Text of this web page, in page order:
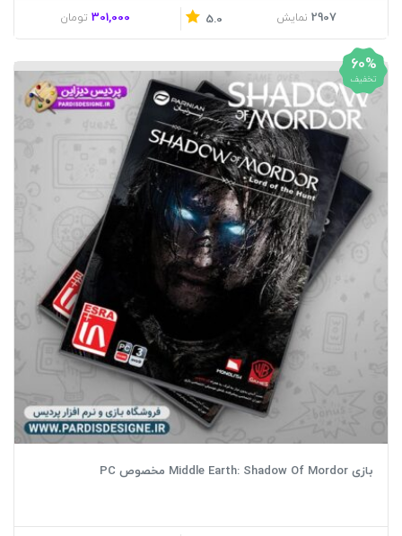
2907 نمایش 5.0
301,000 تومان
60%
تخفیف
بازی Middle Earth: Shadow Of Mordor مخصوص PC